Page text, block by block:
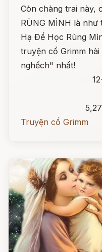
Còn chàng trai này,
RÙNG MÌNH là như
Hạ Để Học Rùng
truyện cổ Grimm
nghếch" nhất!
Truyện cổ Grimm